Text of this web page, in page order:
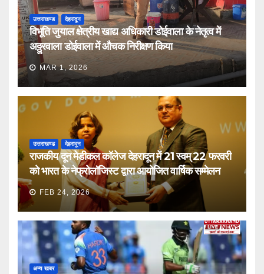
उत्तराखण्ड देहरादून
विभूति जुयाल क्षेत्रीय खाद्य अधिकारी डोईवाला के नेतृत्व में
अठ्ठुरवाला डोईवाला में औचक निरीक्षण किया
MAR 1, 2026
उत्तराखण्ड देहरादून
राजकीय दून मेडीकल कॉलेज देहरादून में 21 स्वम् 22 फरवरी
को भारत के नेफ्रोलॉजिस्ट द्वारा आयोजित वार्षिक सम्मेलन
FEB 24, 2026
अन्य खबर